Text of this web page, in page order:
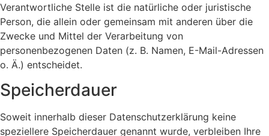
Verantwortliche Stelle ist die natürliche oder juristische
Person, die allein oder gemeinsam mit anderen über die
Zwecke und Mittel der Verarbeitung von
personenbezogenen Daten (z. B. Namen, E-Mail-Adressen
o. Ä.) entscheidet.
Speicherdauer
Soweit innerhalb dieser Datenschutzerklärung keine
speziellere Speicherdauer genannt wurde, verbleiben Ihre